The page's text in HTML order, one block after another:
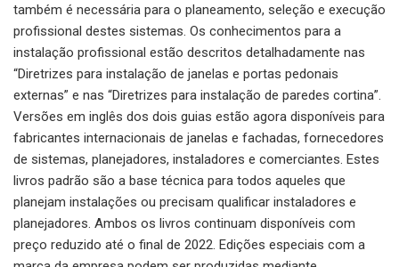
também é necessária para o planeamento, seleção e execução
profissional destes sistemas. Os conhecimentos para a
instalação profissional estão descritos detalhadamente nas
“Diretrizes para instalação de janelas e portas pedonais
externas” e nas “Diretrizes para instalação de paredes cortina”.
Versões em inglês dos dois guias estão agora disponíveis para
fabricantes internacionais de janelas e fachadas, fornecedores
de sistemas, planejadores, instaladores e comerciantes. Estes
livros padrão são a base técnica para todos aqueles que
planejam instalações ou precisam qualificar instaladores e
planejadores. Ambos os livros continuam disponíveis com
preço reduzido até o final de 2022. Edições especiais com a